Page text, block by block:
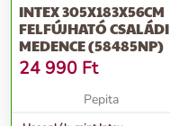
INTEX 305X183X56CM
FELFÚJHATÓ CSALÁDI
MEDENCE (58485NP)
24 990 Ft
Pepita